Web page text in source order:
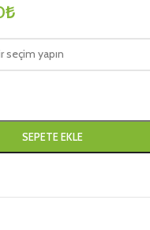
₺
SEPETE EKLE